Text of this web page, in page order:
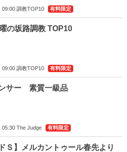
09:00 調教TOP10 有料限定
の坂路調教 TOP10
09:00 調教TOP10 有料限定
サー 素質一級品
05:30 The Judge 有料限定
Ｓ】メルカントゥール春先より